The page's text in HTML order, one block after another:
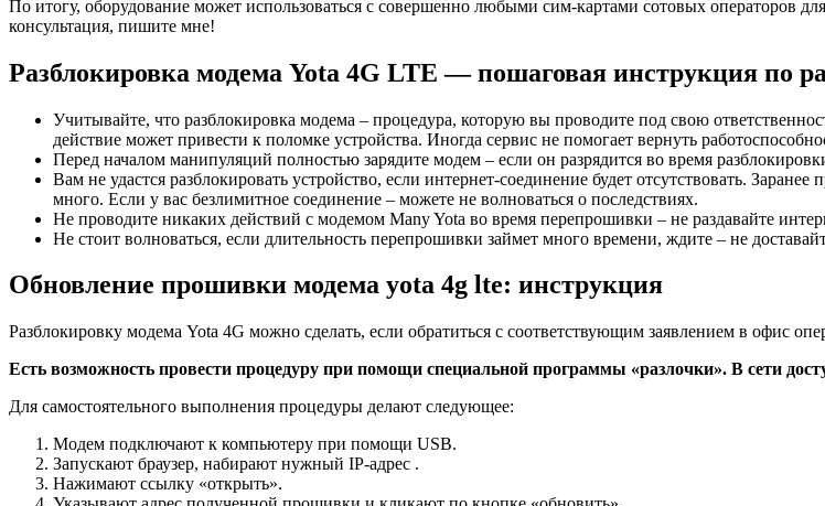
По итогу, оборудование может использоваться с совершенно любыми сим-картами сотовых операторов
консультация, пишите мне!
Разблокировка модема Yota 4G LTE — пошаговая инструкция по
Учитывайте, что разблокировка модема – процедура, которую вы проводите под свою
действие может привести к поломке устройства. Иногда сервис не помогает вернуть
Перед началом манипуляций полностью зарядите модем – если он разрядится во время
Вам не удастся разблокировать устройство, если интернет-соединение будет отсутствовать.
много. Если у вас безлимитное соединение – можете не волноваться о последствиях.
Не проводите никаких действий с модемом Many Yota во время перепрошивки – не раздавайте
Не стоит волноваться, если длительность перепрошивки займет много времени, ждите – не
Обновление прошивки модема yota 4g lte: инструкция
Разблокировку модема Yota 4G можно сделать, если обратиться с соответствующим заявлением в офис
Есть возможность провести процедуру при помощи специальной программы «разлочки». В сети
Для самостоятельного выполнения процедуры делают следующее:
Модем подключают к компьютеру при помощи USB.
Запускают браузер, набирают нужный IP-адрес .
Нажимают ссылку «открыть».